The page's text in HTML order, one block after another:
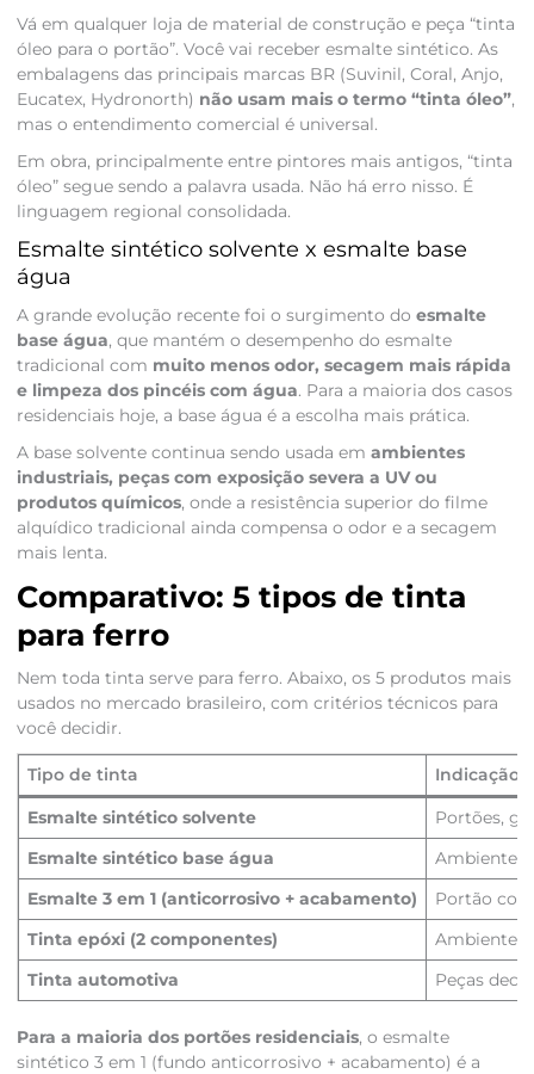
Vá em qualquer loja de material de construção e peça “tinta
óleo para o portão”. Você vai receber esmalte sintético. As
embalagens das principais marcas BR (Suvinil, Coral, Anjo,
Eucatex, Hydronorth) não usam mais o termo “tinta óleo”,
mas o entendimento comercial é universal.
Em obra, principalmente entre pintores mais antigos, “tinta
óleo” segue sendo a palavra usada. Não há erro nisso. É
linguagem regional consolidada.
Esmalte sintético solvente x esmalte base
água
A grande evolução recente foi o surgimento do esmalte
base água, que mantém o desempenho do esmalte
tradicional com muito menos odor, secagem mais rápida
e limpeza dos pincéis com água. Para a maioria dos casos
residenciais hoje, a base água é a escolha mais prática.
A base solvente continua sendo usada em ambientes
industriais, peças com exposição severa a UV ou
produtos químicos, onde a resistência superior do filme
alquídico tradicional ainda compensa o odor e a secagem
mais lenta.
Comparativo: 5 tipos de tinta
para ferro
Nem toda tinta serve para ferro. Abaixo, os 5 produtos mais
usados no mercado brasileiro, com critérios técnicos para
você decidir.
Tipo de tinta Indicação
Esmalte sintético solvente Portões,
Esmalte sintético base água Ambientes
Esmalte 3 em 1 (anticorrosivo + acabamento) Portão
Tinta epóxi (2 componentes) Ambientes
Tinta automotiva Peças
Para a maioria dos portões residenciais, o esmalte
sintético 3 em 1 (fundo anticorrosivo + acabamento) é a